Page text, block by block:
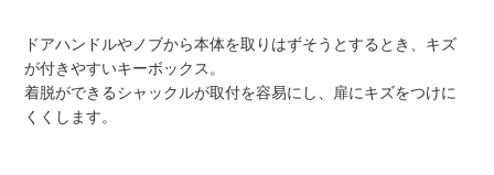
ドアハンドルやノブから本体を取りはずそうとするとき、キズ
が付きやすいキーボックス。
着脱ができるシャックルが取付を容易にし、扉にキズをつけに
くくします。